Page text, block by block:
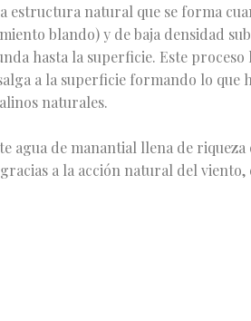
estructura natural que se forma
blando) y de baja densidad
hasta la superficie. Este proceso
a la superficie formando lo que
naturales.
agua de manantial llena de riqueza
a la acción natural del viento,